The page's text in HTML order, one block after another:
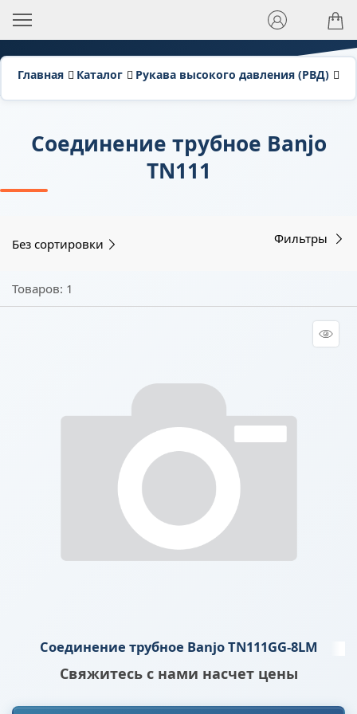
Главная Каталог Рукава высокого давления (РВД)
Соединение трубное Banjo
TN111
Без сортировки Фильтры
Товаров: 1
Соединение трубное Banjo TN111GG-8LM
Свяжитесь с нами насчет цены